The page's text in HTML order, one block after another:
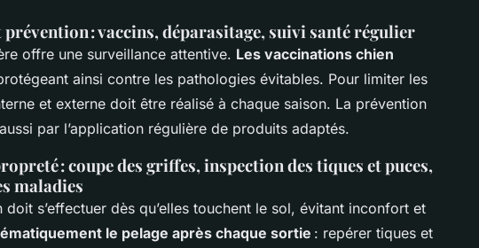
: vaccins, déparasitage, suivi santé régulier
offre une surveillance attentive. Les vaccinations chien
ainsi contre les pathologies évitables. Pour limiter les
et externe doit être réalisé à chaque saison. La prévention
par l’application régulière de produits adaptés.
: coupe des griffes, inspection des tiques et puces,
maladies
s’effectuer dès qu’elles touchent le sol, évitant inconfort et
le pelage après chaque sortie : repérer tiques et